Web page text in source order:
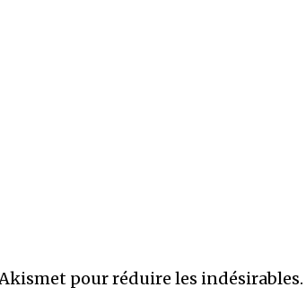
pour réduire les indésirables.